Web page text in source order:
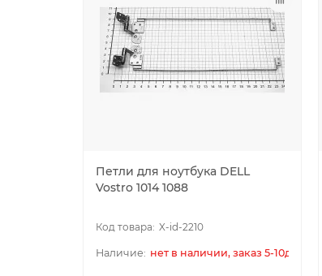
Петли для ноутбука DELL
Vostro 1014 1088
X-id-2210
нет в наличии, заказ 5-10дн.